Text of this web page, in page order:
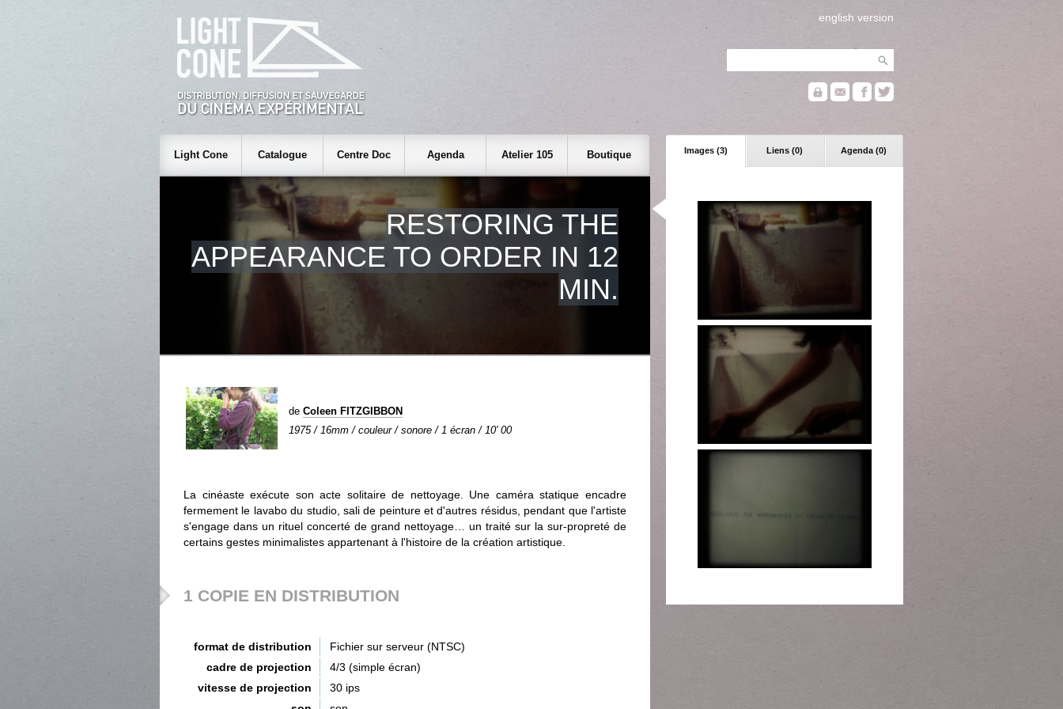
english version
Images (3) Liens (0) Agenda (0)
Light Cone Catalogue Centre Doc Agenda Atelier 105 Boutique
RESTORING THE
APPEARANCE TO ORDER IN 12
MIN.
de Coleen FITZGIBBON
1975 / 16mm / couleur / sonore / 1 écran / 10' 00
La cinéaste exécute son acte solitaire de nettoyage. Une caméra statique encadre
fermement le lavabo du studio, sali de peinture et d'autres résidus, pendant que l'artiste
s'engage dans un rituel concerté de grand nettoyage… un traité sur la sur-propreté de
certains gestes minimalistes appartenant à l'histoire de la création artistique.
1 COPIE EN DISTRIBUTION
format de distribution
Fichier sur serveur (NTSC)
cadre de projection
4/3 (simple écran)
vitesse de projection
30 ips